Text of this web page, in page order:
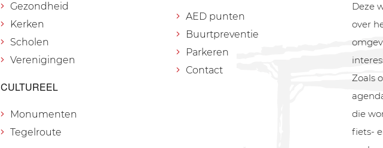
Gezondheid
Kerken
Scholen
Verenigingen
CULTUREEL
Monumenten
Tegelroute
AED punten
Buurtpreventie
Parkeren
Contact
Deze
over
Zoals
die
fiets-